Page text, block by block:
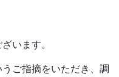
います。
ご指摘をいただき、調